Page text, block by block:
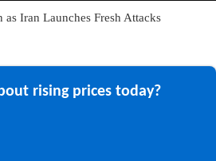
as Iran Launches Fresh Attacks
rising prices today?